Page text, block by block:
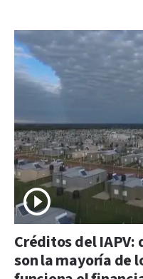
Créditos del
son la mayoría de